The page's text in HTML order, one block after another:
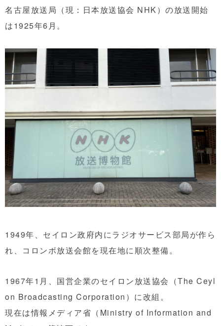
名古屋放送局（現：日本放送協会 NHK）の放送開始
は1925年6月。
1949年、セイロン政府内にラジオサービス部局が作ら
れ、コロンボ放送会館を現在地に順次整備。
1967年1月、国営企業のセイロン放送協会（The Ceyl
on Broadcasting Corporation）に改組。
現在は情報メディア省（Ministry of Information and